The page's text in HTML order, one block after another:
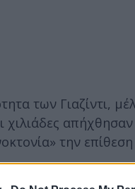
των Γιαζίντι,
την